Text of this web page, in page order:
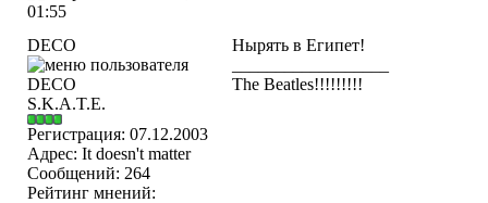
01:55
DECO
S.K.A.T.E.
Регистрация: 07.12.2003
Адрес: It doesn't matter
Сообщений: 264
Рейтинг мнений:
Нырять в Египет!
The Beatles!!!!!!!!!